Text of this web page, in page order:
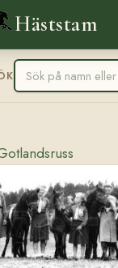
Häststam